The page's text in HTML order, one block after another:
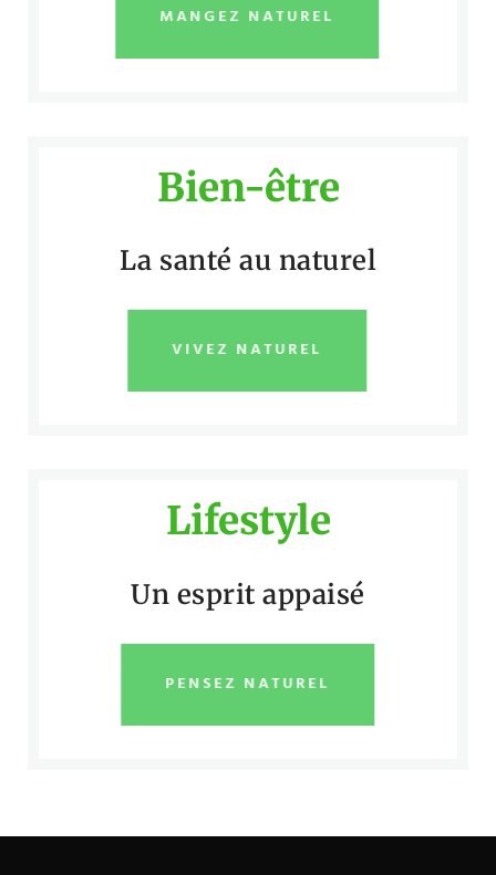
MANGEZ NATUREL
Bien-être
La santé au naturel
VIVEZ NATUREL
Lifestyle
Un esprit appaisé
PENSEZ NATUREL